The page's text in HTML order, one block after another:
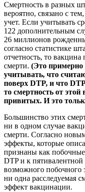
Смертность в разных
вероятно, связано с
учет. Если учитывать
122 дополнительным
26 миллионов
согласно статистике
отчетность, то
смерти. (Это примерно
учитывать, что
поверх DTP, и что
то смертность от этой
привитых. И это
Большинство этих
ни в одном случае
смерти. Согласно
эффекты, которые
признаны как
DTP и к пятивалентной
возможного побочного
ни одна расследуемая
эффект вакцинации.